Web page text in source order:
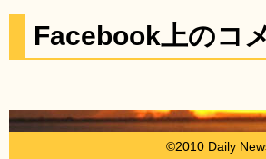
Facebook上のコ
©2010 Daily